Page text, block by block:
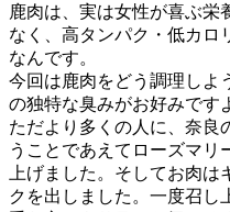
鹿肉は、実は女性が喜ぶ栄
なく、高タンパク・低カロ
なんです。
今回は鹿肉をどう調理しよ
の独特な臭みがお好みです
ただより多くの人に、奈良
うことであえてローズマリ
上げました。そしてお肉
クを出しました。一度召し